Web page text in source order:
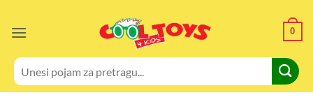
0
Pretraži: